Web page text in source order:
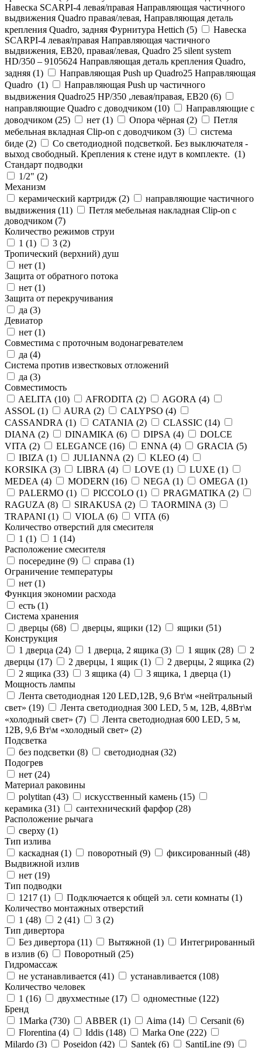
Навеска SCARPI-4 левая/правая Направляющая частичного
выдвижения Quadro правая/левая, Направляющая деталь
крепления Quadro, задняя Фурнитура Hettich (5)
Навеска
SCARPI-4 левая/правая Направляющая частичного
выдвижения, ЕВ20, правая/левая, Quadro 25 silent system
HD/350 – 9105624 Направляющая деталь крепления Quadro,
задняя (1)
Направляющая Push up Quadro25 Направляющая
Quadro (1)
Направляющая Push up частичного
выдвижения Quadro25 НР/350 ,левая/правая, ЕВ20 (6)
направляющие Quadro с доводчиком (10)
Направляющие с
доводчиком (25) нет (1) Опора чёрная (2)
Петля
мебельная вкладная Clip-on с доводчиком (3)
система
биде (2)
Со светодиодной подсветкой. Без выключателя -
выход свободный. Крепления к стене идут в комплекте. (1)
Стандарт подводки
1/2" (2)
Механизм
керамический картридж (2)
направляющие частичного
выдвижения (11)
Петля мебельная накладная Clip-on с
доводчиком (7)
Количество режимов струи
1 (1) 3 (2)
Тропический (верхний) душ
нет (1)
Защита от обратного потока
нет (1)
Защита от перекручивания
да (3)
Девиатор
нет (1)
Совместима с проточным водонагревателем
да (4)
Система против известковых отложений
да (3)
Совместимость
AELITA (10) AFRODITA (2) AGORA (4)
ASSOL (1) AURA (2) CALYPSO (4)
CASSANDRA (1) CATANIA (2) CLASSIC (14)
DIANA (2) DINAMIKA (6) DIPSA (4)
DOLCE
VITA (2) ELEGANCE (16) ENNA (4) GRACIA (5)
IBIZA (1) JULIANNA (2) KLEO (4)
KORSIKA (3) LIBRA (4) LOVE (1) LUXE (1)
MEDEA (4) MODERN (16) NEGA (1) OMEGA (1)
PALERMO (1) PICCOLO (1) PRAGMATIKA (2)
RAGUZA (8) SIRAKUSA (2) TAORMINA (3)
TRAPANI (1) VIOLA (6) VITA (6)
Количество отверстий для смесителя
1 (1) 1 (14)
Расположение смесителя
посередине (9) справа (1)
Ограничение температуры
нет (1)
Функция экономии расхода
есть (1)
Система хранения
дверцы (68) дверцы, ящики (12) ящики (51)
Конструкция
1 дверца (24) 1 дверца, 2 ящика (3) 1 ящик (28)
2
дверцы (17) 2 дверцы, 1 ящик (1) 2 дверцы, 2 ящика (2)
2 ящика (33) 3 ящика (4) 3 ящика, 1 дверца (1)
Мощность лампы
Лента светодиодная 120 LED,12В, 9,6 Вт\м «нейтральный
свет» (19)
Лента светодиодная 300 LED, 5 м, 12В, 4,8Вт\м
«холодный свет» (7)
Лента светодиодная 600 LED, 5 м,
12В, 9,6 Вт\м «холодный свет» (2)
Подсветка
без подсветки (8) светодиодная (32)
Подогрев
нет (24)
Материал раковины
polytitan (43) искусственный камень (15)
керамика (31) сантехнический фарфор (28)
Расположение рычага
сверху (1)
Тип излива
каскадная (1) поворотный (9) фиксированный (48)
Выдвижной излив
нет (19)
Тип подводки
1217 (1) Подключается к общей эл. сети комнаты (1)
Количество монтажных отверстий
1 (48) 2 (41) 3 (2)
Тип дивертора
Без дивертора (11) Вытяжной (1)
Интегрированный
в излив (6) Поворотный (25)
Гидромассаж
не устанавливается (41) устанавливается (108)
Количество человек
1 (16) двухместные (17) одноместные (122)
Бренд
1Marka (730) ABBER (1) Aima (14) Cersanit (6)
Florentina (4) Iddis (148) Marka One (222)
Milardo (3) Poseidon (42) Santek (6) SantiLine (9)